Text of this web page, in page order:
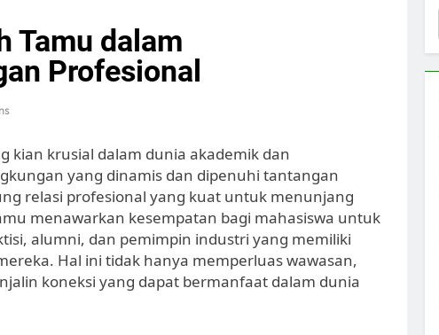
Tamu dalam
Profesional
kian krusial dalam dunia akademik dan
yang dinamis dan dipenuhi tantangan
relasi profesional yang kuat untuk menunjang
menawarkan kesempatan bagi mahasiswa untuk
alumni, dan pemimpin industri yang memiliki
Hal ini tidak hanya memperluas wawasan,
koneksi yang dapat bermanfaat dalam dunia